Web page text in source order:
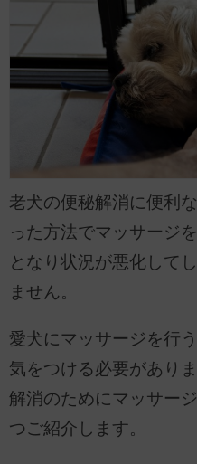
老犬の便秘解消に便利
った方法でマッサージ
となり状況が悪化して
ません。
愛犬にマッサージを行
気をつける必要があり
解消のためにマッサー
つご紹介します。